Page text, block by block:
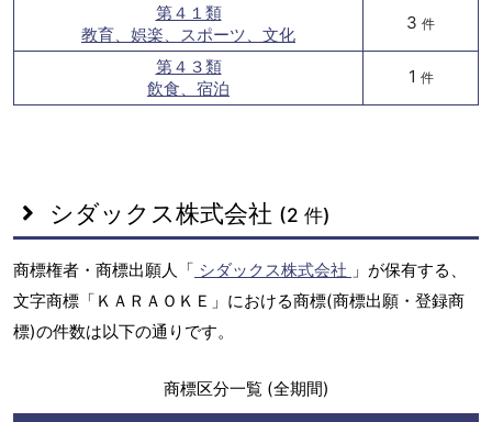
第４１類
教育、娯楽、スポーツ、文化
3 件
第４３類
飲食、宿泊
1 件
シダックス株式会社 (2 件)
商標権者・商標出願人「 シダックス株式会社 」が保有する、
文字商標「ＫＡＲＡＯＫＥ」における商標(商標出願・登録商
標)の件数は以下の通りです。
商標区分一覧 (全期間)